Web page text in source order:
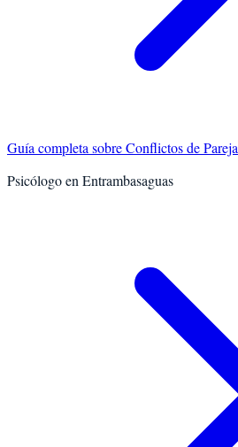
Guía completa sobreConflictos de Pareja
Psicólogo en Entrambasaguas